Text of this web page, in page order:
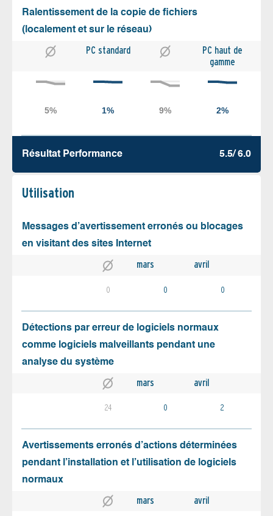
Ralentissement de la copie de fichiers
(localement et sur le réseau)
PC standard
PC haut de
gamme
Résultat Performance 5.5/ 6.0
Utilisation
Messages d’avertissement erronés ou blocages
en visitant des sites Internet
mars avril
0 0 0
Détections par erreur de logiciels normaux
comme logiciels malveillants pendant une
analyse du système
mars avril
24 0 2
Avertissements erronés d’actions déterminées
pendant l’installation et l’utilisation de logiciels
normaux
mars avril